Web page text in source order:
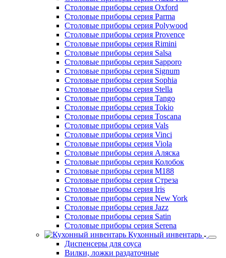
Столовые приборы серия Oxford
Столовые приборы серия Parma
Столовые приборы серия Polywood
Столовые приборы серия Provence
Столовые приборы серия Rimini
Столовые приборы серия Salsa
Столовые приборы серия Sapporo
Столовые приборы серия Signum
Столовые приборы серия Sophia
Столовые приборы серия Stella
Столовые приборы серия Tango
Столовые приборы серия Tokio
Столовые приборы серия Toscana
Столовые приборы серия Vals
Столовые приборы серия Vinci
Столовые приборы серия Viola
Столовые приборы серия Аляска
Столовые приборы серия Колобок
Столовые приборы серия М188
Столовые приборы серия Стреза
Столовые приборы серия Iris
Столовые приборы серия New York
Столовые приборы серия Jazz
Столовые приборы серия Satin
Столовые приборы серия Serena
Кухонный инвентарь
Диспенсеры для соуса
Вилки, ложки раздаточные